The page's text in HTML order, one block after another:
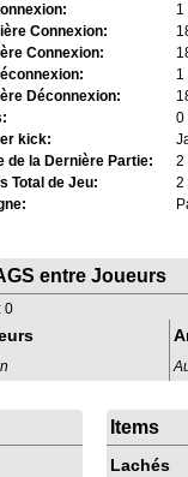
1
Connexion:
Connexion:
1
Déconnexion:
0
kick:
de la Dernière Partie:
2
Total de Jeu:
2
entre Joueurs
0
Items
Lachés